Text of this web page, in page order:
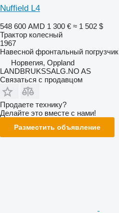
Nuffield L4
548 600 AMD 1 300 € ≈ 1 502 $
Трактор колесный
1967
Навесной фронтальный погрузчик
Норвегия, Oppland
LANDBRUKSSALG.NO AS
Связаться с продавцом
Продаете технику?
Делайте это вместе с нами!
Разместить объявление